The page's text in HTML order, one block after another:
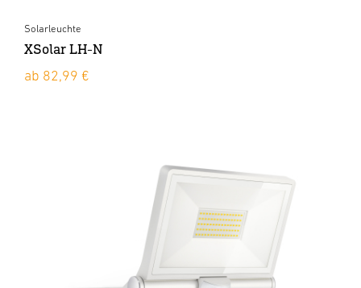
Solarleuchte
XSolar LH-N
ab 82,99 €